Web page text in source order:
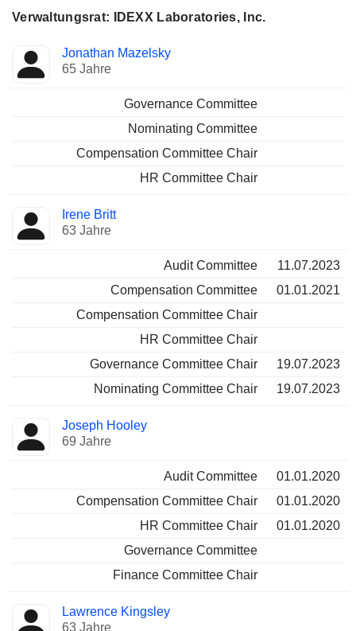
Verwaltungsrat: IDEXX Laboratories, Inc.
Verwaltungsratsmitglied Ausschüsse
Jonathan Mazelsky
65 Jahre
Governance Committee
Nominating Committee
Compensation Committee Chair
HR Committee Chair
Irene Britt
63 Jahre
Audit Committee
11.07.2023
Compensation Committee
01.01.2021
Compensation Committee Chair
HR Committee Chair
Governance Committee Chair
19.07.2023
Nominating Committee Chair
19.07.2023
Joseph Hooley
69 Jahre
Audit Committee
01.01.2020
Compensation Committee Chair
01.01.2020
HR Committee Chair
01.01.2020
Governance Committee
Finance Committee Chair
Lawrence Kingsley
63 Jahre